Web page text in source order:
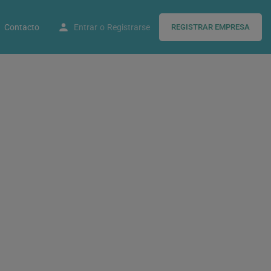
Contacto Entrar o Registrarse REGISTRAR EMPRESA